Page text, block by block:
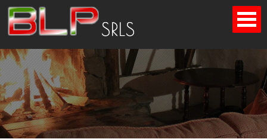
content